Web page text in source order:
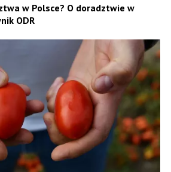
w Polsce? O doradztwie w
ODR